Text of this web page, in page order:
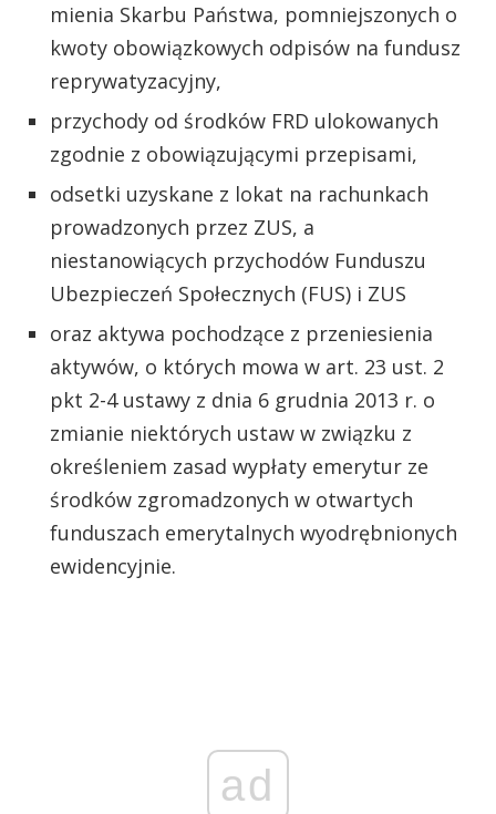
mienia Skarbu Państwa, pomniejszonych o
kwoty obowiązkowych odpisów na fundusz
reprywatyzacyjny,
przychody od środków FRD ulokowanych
zgodnie z obowiązującymi przepisami,
odsetki uzyskane z lokat na rachunkach
prowadzonych przez ZUS, a
niestanowiących przychodów Funduszu
Ubezpieczeń Społecznych (FUS) i ZUS
oraz aktywa pochodzące z przeniesienia
aktywów, o których mowa w art. 23 ust. 2
pkt 2-4 ustawy z dnia 6 grudnia 2013 r. o
zmianie niektórych ustaw w związku z
określeniem zasad wypłaty emerytur ze
środków zgromadzonych w otwartych
funduszach emerytalnych wyodrębnionych
ewidencyjnie.
ad